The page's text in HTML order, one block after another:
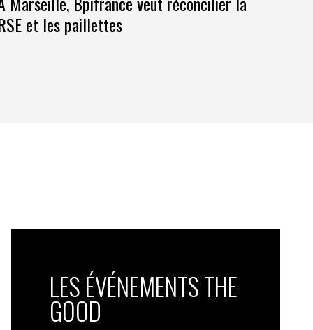
et les paillettes
LES ÉVÉNEMENTS THE
GOOD